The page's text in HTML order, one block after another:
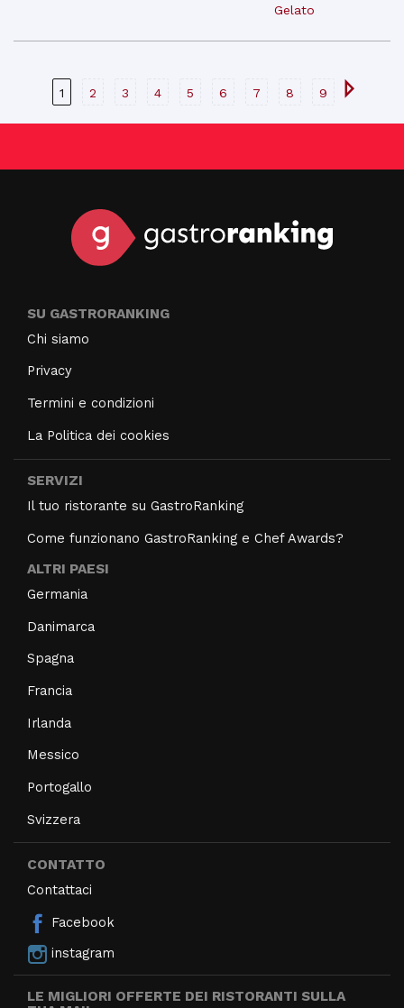
Gelato
1 2 3 4 5 6 7 8 9
SU GASTRORANKING
Chi siamo
Privacy
Termini e condizioni
La Politica dei cookies
SERVIZI
Il tuo ristorante su GastroRanking
Come funzionano GastroRanking e Chef Awards?
ALTRI PAESI
Germania
Danimarca
Spagna
Francia
Irlanda
Messico
Portogallo
Svizzera
CONTATTO
Contattaci
Facebook
instagram
LE MIGLIORI OFFERTE DEI RISTORANTI SULLA